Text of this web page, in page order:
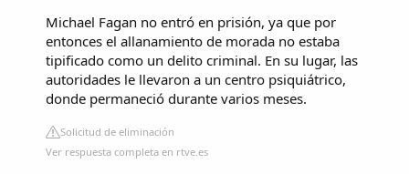
Michael Fagan no entró en prisión, ya que por
entonces el allanamiento de morada no estaba
tipificado como un delito criminal. En su lugar, las
autoridades le llevaron a un centro psiquiátrico,
donde permaneció durante varios meses.
Solicitud de eliminación
Ver respuesta completa en rtve.es